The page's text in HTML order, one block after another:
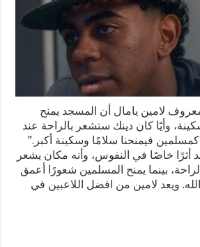
لامين يامال أن المسجد يمنح
وأيًا كان دينك ستشعر بالراحة عند
كمسلمين فيمنحنا سلامًا وسكينة أكبر.”
أثرًا خاصًا في النفوس، وأنه مكان يشعر
بينما يمنح المسلمين شعورًا أعمق
ويعد لامين من افضل اللاعبين في